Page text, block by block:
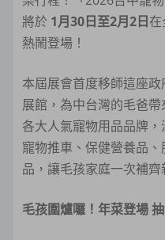
將於 1月30日至2月2日
熱鬧登場！
本屆展會首度移師這座
展館，為中台灣的毛爸
各大人氣寵物用品品牌，
寵物推車、保健營養品
品，讓毛孩家庭一次補齊
毛孩圍爐囉！年菜登場